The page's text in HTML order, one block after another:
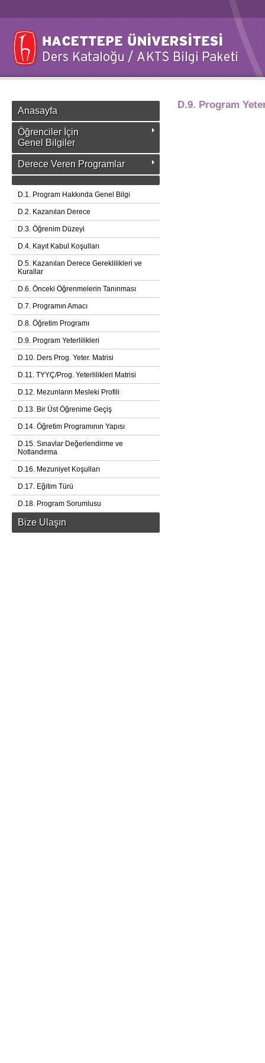
Anasayfa
Öğrenciler İçin
Genel Bilgiler
Derece Veren Programlar
D.1. Program Hakkında Genel Bilgi
D.2. Kazanılan Derece
D.3. Öğrenim Düzeyi
D.4. Kayıt Kabul Koşulları
D.5. Kazanılan Derece Gereklilikleri ve
Kurallar
D.6. Önceki Öğrenmelerin Tanınması
D.7. Programın Amacı
D.8. Öğretim Programı
D.9. Program Yeterlilikleri
D.10. Ders Prog. Yeter. Matrisi
D.11. TYYÇ/Prog. Yeterlilikleri Matrisi
D.12. Mezunların Mesleki Profili
D.13. Bir Üst Öğrenime Geçiş
D.14. Öğretim Programının Yapısı
D.15. Sınavlar Değerlendirme ve
Notlandırma
D.16. Mezuniyet Koşulları
D.17. Eğitim Türü
D.18. Program Sorumlusu
Bize Ulaşın
D.9. Program